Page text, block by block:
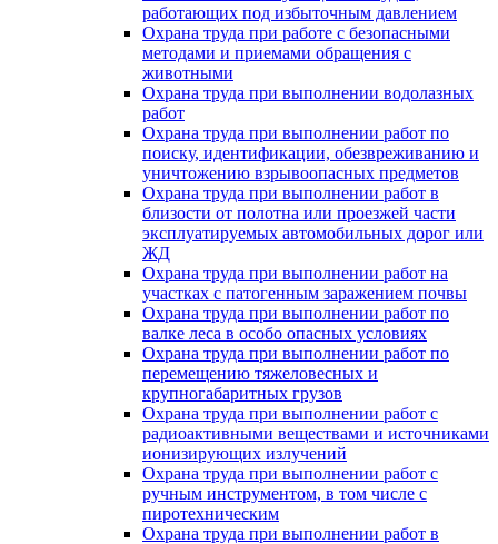
работающих под избыточным давлением
Охрана труда при работе с безопасными
методами и приемами обращения с
животными
Охрана труда при выполнении водолазных
работ
Охрана труда при выполнении работ по
поиску, идентификации, обезвреживанию и
уничтожению взрывоопасных предметов
Охрана труда при выполнении работ в
близости от полотна или проезжей части
эксплуатируемых автомобильных дорог или
ЖД
Охрана труда при выполнении работ на
участках с патогенным заражением почвы
Охрана труда при выполнении работ по
валке леса в особо опасных условиях
Охрана труда при выполнении работ по
перемещению тяжеловесных и
крупногабаритных грузов
Охрана труда при выполнении работ с
радиоактивными веществами и источниками
ионизирующих излучений
Охрана труда при выполнении работ с
ручным инструментом, в том числе с
пиротехническим
Охрана труда при выполнении работ в